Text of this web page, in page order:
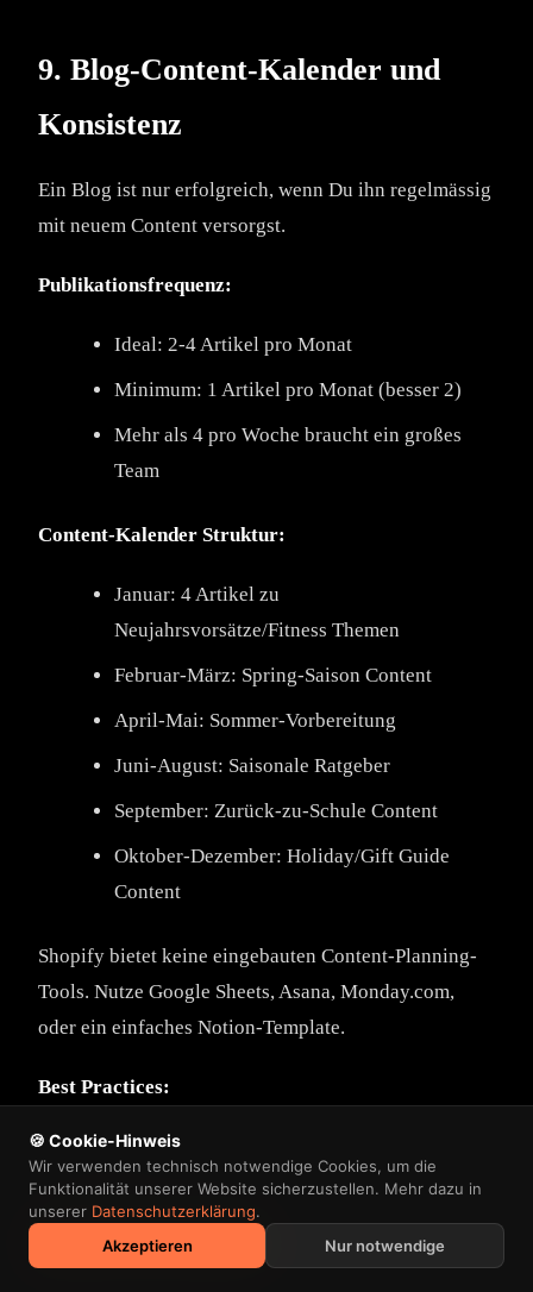
9. Blog-Content-Kalender und
Konsistenz
Ein Blog ist nur erfolgreich, wenn Du ihn regelmässig
mit neuem Content versorgst.
Publikationsfrequenz:
Ideal: 2-4 Artikel pro Monat
Minimum: 1 Artikel pro Monat (besser 2)
Mehr als 4 pro Woche braucht ein großes
Team
Content-Kalender Struktur:
Januar: 4 Artikel zu
Neujahrsvorsätze/Fitness Themen
Februar-März: Spring-Saison Content
April-Mai: Sommer-Vorbereitung
Juni-August: Saisonale Ratgeber
September: Zurück-zu-Schule Content
Oktober-Dezember: Holiday/Gift Guide
Content
Shopify bietet keine eingebauten Content-Planning-
Tools. Nutze Google Sheets, Asana, Monday.com,
oder ein einfaches Notion-Template.
Best Practices:
Plane 3 Monate im Voraus
Pro Artikel 5-10 Stunden (Research,
Schreiben, Optimieren, Publishing)
Nutze ein Template für Konsistenz (Format,
🍪 Cookie-Hinweis
Wir verwenden technisch notwendige Cookies, um die
Funktionalität unserer Website sicherzustellen. Mehr dazu in
unserer Datenschutzerklärung.
Akzeptieren
Nur notwendige
🍪 Cookie-Hinweis
Wir verwenden technisch notwendige Cookies, um die
Funktionalität unserer Website sicherzustellen. Mehr dazu in
unserer Datenschutzerklärung.
Akzeptieren
Nur notwendige